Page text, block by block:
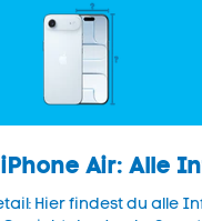
Air: Alle
Hier findest du alle